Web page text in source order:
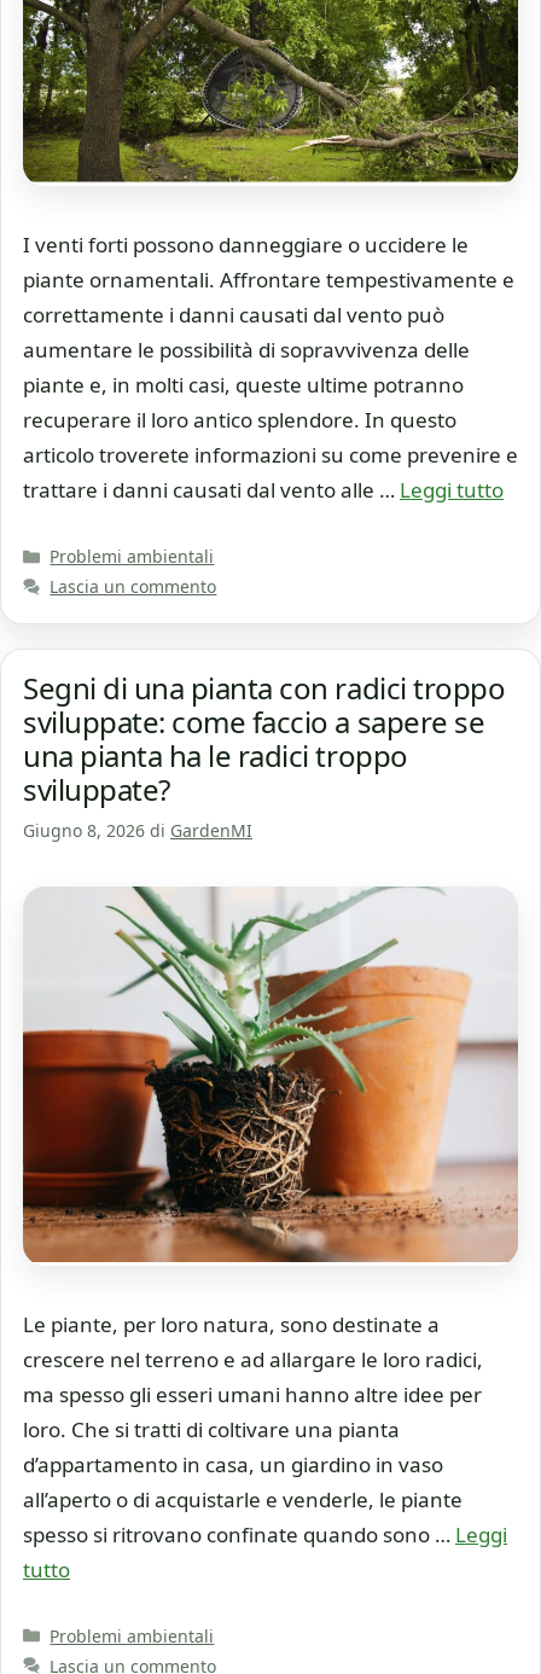
I venti forti possono danneggiare o uccidere le
piante ornamentali. Affrontare tempestivamente e
correttamente i danni causati dal vento può
aumentare le possibilità di sopravvivenza delle
piante e, in molti casi, queste ultime potranno
recuperare il loro antico splendore. In questo
articolo troverete informazioni su come prevenire e
trattare i danni causati dal vento alle … Leggi tutto
Categorie
Problemi ambientali
Lascia un commento
Segni di una pianta con radici troppo
sviluppate: come faccio a sapere se
una pianta ha le radici troppo
sviluppate?
Giugno 8, 2026 di GardenMI
Le piante, per loro natura, sono destinate a
crescere nel terreno e ad allargare le loro radici,
ma spesso gli esseri umani hanno altre idee per
loro. Che si tratti di coltivare una pianta
d’appartamento in casa, un giardino in vaso
all’aperto o di acquistarle e venderle, le piante
spesso si ritrovano confinate quando sono … Leggi
tutto
Categorie
Problemi ambientali
Lascia un commento